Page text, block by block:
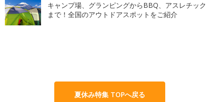
キャンプ場、グランピングからBBQ、アスレチック
まで！全国のアウトドアスポットをご紹介
夏休み特集 TOPへ戻る